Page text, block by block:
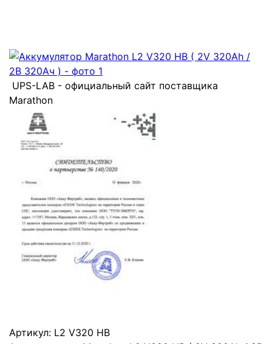
UPS-LAB - официальный сайт поставщика
Marathon
Артикул: L2 V320 HB